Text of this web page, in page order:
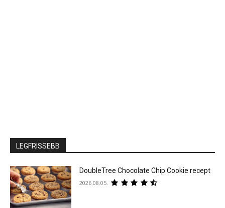
LEGFRISSEBB
DoubleTree Chocolate Chip Cookie recept
2026.08.05.